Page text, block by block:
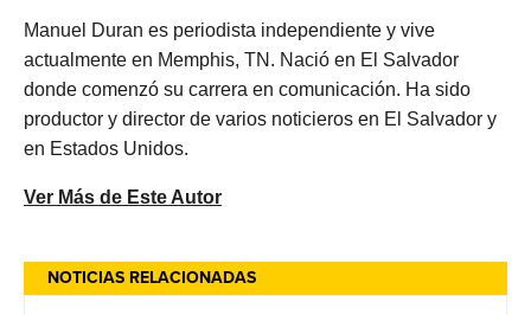
NOTICIAS RELACIONADAS
Manuel Duran es periodista independiente y vive
actualmente en Memphis, TN. Nació en El Salvador
donde comenzó su carrera en comunicación. Ha sido
productor y director de varios noticieros en El Salvador y
en Estados Unidos.
Ver Más de Este Autor